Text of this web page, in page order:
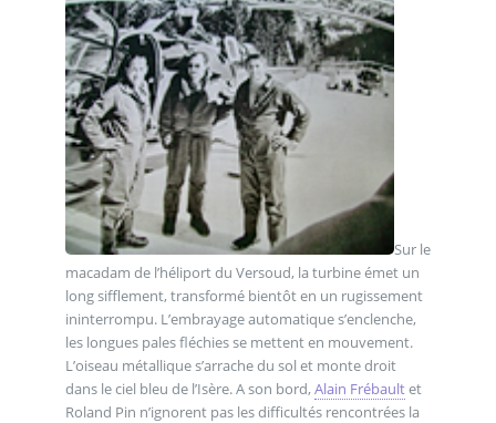
Sur le
macadam de l’héliport du Versoud, la turbine émet un
long sifflement, transformé bientôt en un rugissement
ininterrompu. L’embrayage automatique s’enclenche,
les longues pales fléchies se mettent en mouvement.
L’oiseau métallique s’arrache du sol et monte droit
dans le ciel bleu de l’Isère. A son bord, Alain Frébaultet
Roland Pin n’ignorent pas les difficultés rencontrées la